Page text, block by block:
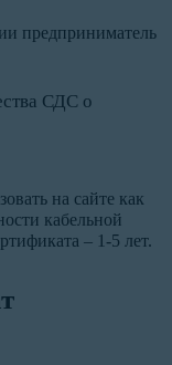
предприниматель
СДС о
на сайте как
кабельной
– 1-5 лет.